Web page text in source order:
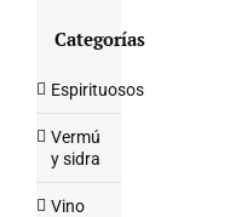
Categorías
Espirituosos
Vermú
y sidra
Vino